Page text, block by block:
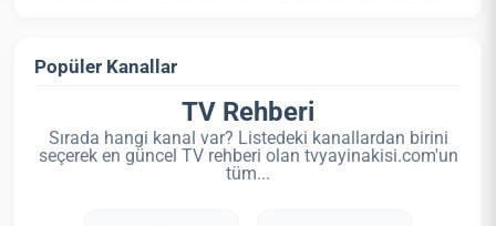
Popüler Kanallar
TV Rehberi
Sırada hangi kanal var? Listedeki kanallardan birini
seçerek en güncel TV rehberi olan tvyayinakisi.com'un
tüm...